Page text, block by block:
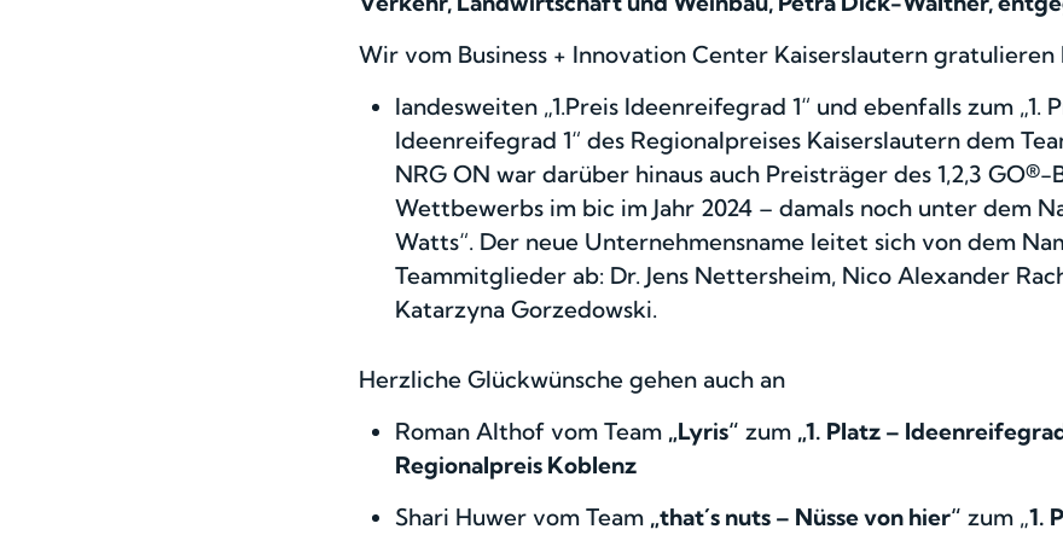
Wir vom Business + Innovation Center Kaiserslautern
landesweiten „1.Preis Ideenreifegrad 1“ und ebenfalls zum „1.
Ideenreifegrad 1“ des Regionalpreises Kaiserslautern dem
NRG ON war darüber hinaus auch Preisträger des 1,2,3 GO®-
Wettbewerbs im bic im Jahr 2024 – damals noch unter dem
Watts“. Der neue Unternehmensname leitet sich von dem
Teammitglieder ab: Dr. Jens Nettersheim, Nico Alexander
Katarzyna Gorzedowski.
Herzliche Glückwünsche gehen auch an
Roman Althof vom Team „Lyris“ zum „1. Platz –
Regionalpreis Koblenz
Shari Huwer vom Team „that´s nuts – Nüsse von hier“ zum „1.